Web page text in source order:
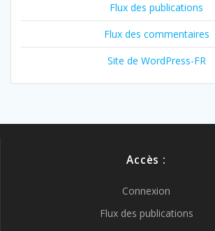
Flux des publications
Flux des commentaires
Site de WordPress-FR
Accès :
Connexion
Flux des publications